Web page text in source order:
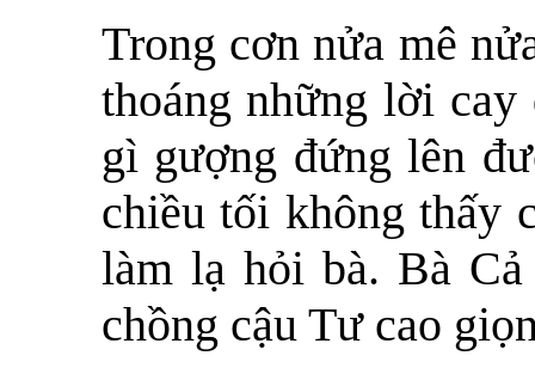
Trong cơn nửa mê
thoáng những lời cay
gì gượng đứng lên
chiều tối không thấy
làm lạ hỏi bà. Bà
chồng cậu Tư cao